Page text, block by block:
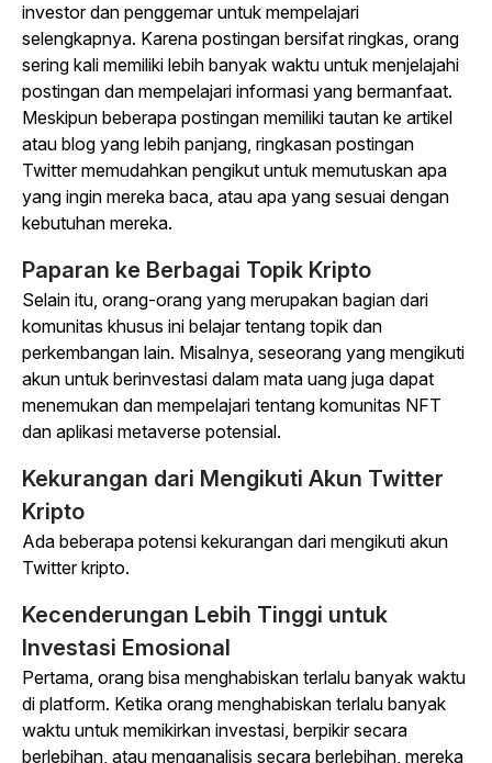
investor dan penggemar untuk mempelajari
selengkapnya. Karena postingan bersifat ringkas, orang
sering kali memiliki lebih banyak waktu untuk menjelajahi
postingan dan mempelajari informasi yang bermanfaat.
Meskipun beberapa postingan memiliki tautan ke artikel
atau blog yang lebih panjang, ringkasan postingan
Twitter memudahkan pengikut untuk memutuskan apa
yang ingin mereka baca, atau apa yang sesuai dengan
kebutuhan mereka.
Paparan ke Berbagai Topik Kripto
Selain itu, orang-orang yang merupakan bagian dari
komunitas khusus ini belajar tentang topik dan
perkembangan lain. Misalnya, seseorang yang mengikuti
akun untuk berinvestasi dalam mata uang juga dapat
menemukan dan mempelajari tentang komunitas NFT
dan aplikasi metaverse potensial.
Kekurangan dari Mengikuti Akun Twitter
Kripto
Ada beberapa potensi kekurangan dari mengikuti akun
Twitter kripto.
Kecenderungan Lebih Tinggi untuk
Investasi Emosional
Pertama, orang bisa menghabiskan terlalu banyak waktu
di platform. Ketika orang menghabiskan terlalu banyak
waktu untuk memikirkan investasi, berpikir secara
berlebihan, atau menganalisis secara berlebihan, mereka